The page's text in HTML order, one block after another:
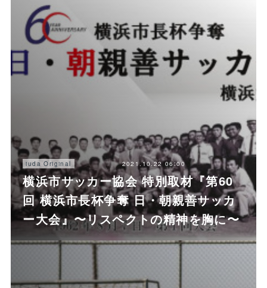
iuda Original 2021.10.22 06:00
横浜市サッカー協会 特別取材『第60
回 横浜市長杯争奪 日・朝親善サッカ
ー大会』〜リスペクトの精神を胸に〜